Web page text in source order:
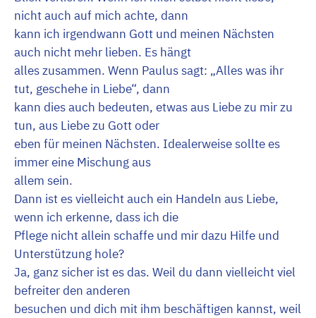
nicht auch auf mich achte, dann
kann ich irgendwann Gott und meinen Nächsten
auch nicht mehr lieben. Es hängt
alles zusammen. Wenn Paulus sagt: „Alles was ihr
tut, geschehe in Liebe“, dann
kann dies auch bedeuten, etwas aus Liebe zu mir zu
tun, aus Liebe zu Gott oder
eben für meinen Nächsten. Idealerweise sollte es
immer eine Mischung aus
allem sein.
Dann ist es vielleicht auch ein Handeln aus Liebe,
wenn ich erkenne, dass ich die
Pflege nicht allein schaffe und mir dazu Hilfe und
Unterstützung hole?
Ja, ganz sicher ist es das. Weil du dann vielleicht viel
befreiter den anderen
besuchen und dich mit ihm beschäftigen kannst, weil